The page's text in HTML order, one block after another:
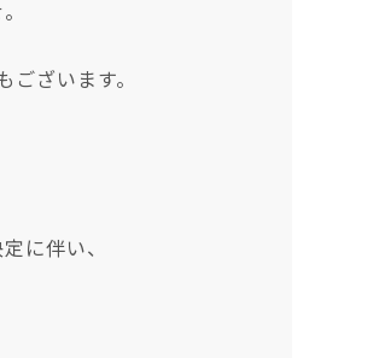
ざいます。
に伴い、